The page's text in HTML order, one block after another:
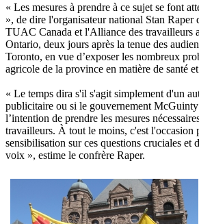
« Les mesures à prendre à ce sujet se font
», de dire l'organisateur national Stan Raper
TUAC Canada et l'Alliance des travailleurs
Ontario, deux jours après la tenue des
Toronto, en vue d’exposer les nombreux
agricole de la province en matière de santé
« Le temps dira s'il s'agit simplement d'un
publicitaire ou si le gouvernement McGuinty
l’intention de prendre les mesures
travailleurs. À tout le moins, c'est l'occasion
sensibilisation sur ces questions cruciales et
voix », estime le confrère Raper.